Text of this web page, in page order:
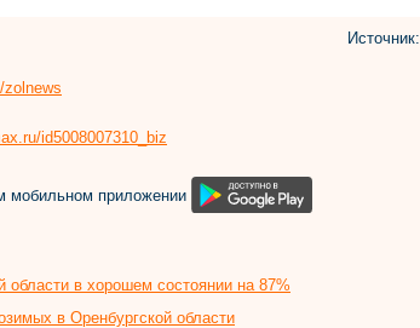
Источник:
id5008007310_biz
мобильном приложении
в хорошем состоянии на 87%
в Оренбургской области